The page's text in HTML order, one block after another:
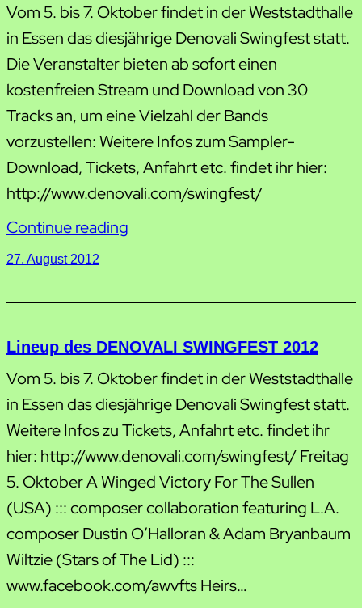
Vom 5. bis 7. Oktober findet in der Weststadthalle
in Essen das diesjährige Denovali Swingfest statt.
Die Veranstalter bieten ab sofort einen
kostenfreien Stream und Download von 30
Tracks an, um eine Vielzahl der Bands
vorzustellen: Weitere Infos zum Sampler-
Download, Tickets, Anfahrt etc. findet ihr hier:
http://www.denovali.com/swingfest/
Continue reading
27. August 2012
Lineup des DENOVALI SWINGFEST 2012
Vom 5. bis 7. Oktober findet in der Weststadthalle
in Essen das diesjährige Denovali Swingfest statt.
Weitere Infos zu Tickets, Anfahrt etc. findet ihr
hier: http://www.denovali.com/swingfest/ Freitag
5. Oktober A Winged Victory For The Sullen
(USA) ::: composer collaboration featuring L.A.
composer Dustin O’Halloran & Adam Bryanbaum
Wiltzie (Stars of The Lid) :::
www.facebook.com/awvfts Heirs…